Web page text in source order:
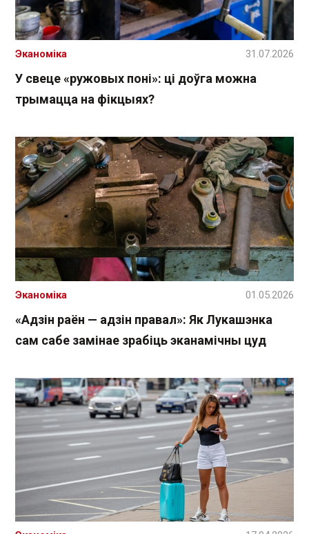
У свеце «ружовых поні»: ці доўга можна
трымацца на фікцыях?
Эканоміка 31.07.2026
«Адзін раён — адзін правал»: Як Лукашэнка
сам сабе замінае зрабіць эканамічны цуд
Эканоміка 01.05.2026